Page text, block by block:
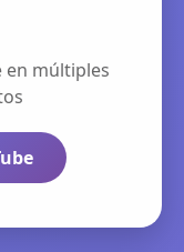
en múltiples